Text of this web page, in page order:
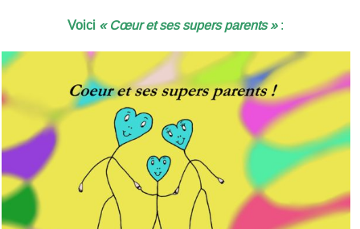
Voici « Cœur et ses supers parents »: